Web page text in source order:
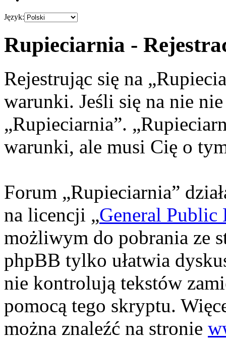
Język:
Rupieciarnia -
Rejestrując się na
warunki. Jeśli się na nie
„Rupieciarnia”.
warunki, ale musi Cię o
Forum „Rupieciarnia”
na licencji „General Public
możliwym do pobrania ze
phpBB tylko ułatwia
nie kontrolują tekstów
pomocą tego skryptu.
można znaleźć na stronie